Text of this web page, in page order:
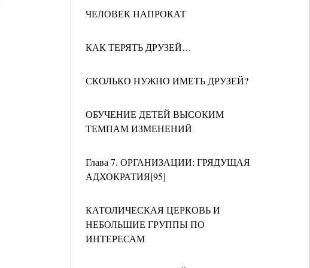
ЧЕЛОВЕК НАПРОКАТ
КАК ТЕРЯТЬ ДРУЗЕЙ…
СКОЛЬКО НУЖНО ИМЕТЬ ДРУЗЕЙ?
ОБУЧЕНИЕ ДЕТЕЙ ВЫСОКИМ
ТЕМПАМ ИЗМЕНЕНИЙ
Глава 7. ОРГАНИЗАЦИИ: ГРЯДУЩАЯ
АДХОКРАТИЯ[95]
КАТОЛИЧЕСКАЯ ЦЕРКОВЬ И
НЕБОЛЬШИЕ ГРУППЫ ПО
ИНТЕРЕСАМ